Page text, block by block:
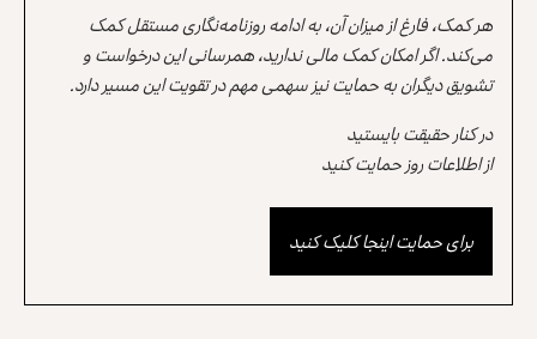
هر کمک، فارغ از میزان آن، به ادامه روزنامه‌نگاری مستقل کمک
می‌کند. اگر امکان کمک مالی ندارید، همرسانی این درخواست و
تشویق دیگران به حمایت نیز سهمی مهم در تقویت این مسیر دارد.
در کنار حقیقت بایستید
از اطلاعات روز حمایت کنید
برای حمایت اینجا کلیک کنید